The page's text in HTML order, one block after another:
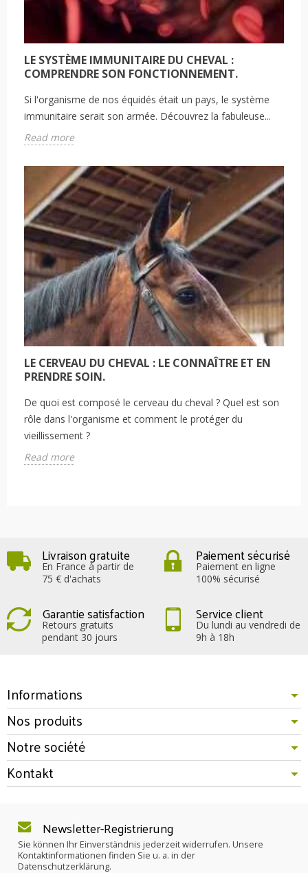
LE SYSTÈME IMMUNITAIRE DU CHEVAL :
COMPRENDRE SON FONCTIONNEMENT.
Si l'organisme de nos équidés était un pays, le système
immunitaire serait son armée. Découvrez la fabuleuse...
Read more
LE CERVEAU DU CHEVAL : LE CONNAÎTRE ET EN
PRENDRE SOIN.
De quoi est composé le cerveau du cheval ? Quel est son
rôle dans l'organisme et comment le protéger du
vieillissement ?
Read more
Livraison gratuite
En France à partir de
75 € d'achats
Paiement sécurisé
Paiement en ligne
100% sécurisé
Garantie satisfaction
Retours gratuits
pendant 30 jours
Service client
Du lundi au vendredi de
9h à 18h
Informations
Nos produits
Notre société
Kontakt
Newsletter-Registrierung
Sie können Ihr Einverständnis jederzeit widerrufen. Unsere
Kontaktinformationen finden Sie u. a. in der
Datenschutzerklärung.